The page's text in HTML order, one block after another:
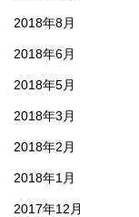
2018年8月
2018年6月
2018年5月
2018年3月
2018年2月
2018年1月
2017年12月